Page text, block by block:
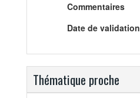
Commentaires
Date de validation
Thématique proche